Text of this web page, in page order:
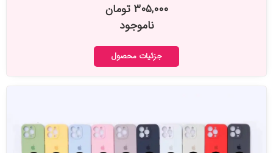
۳۰۵,۰۰۰ تومان
ناموجود
جزئیات محصول